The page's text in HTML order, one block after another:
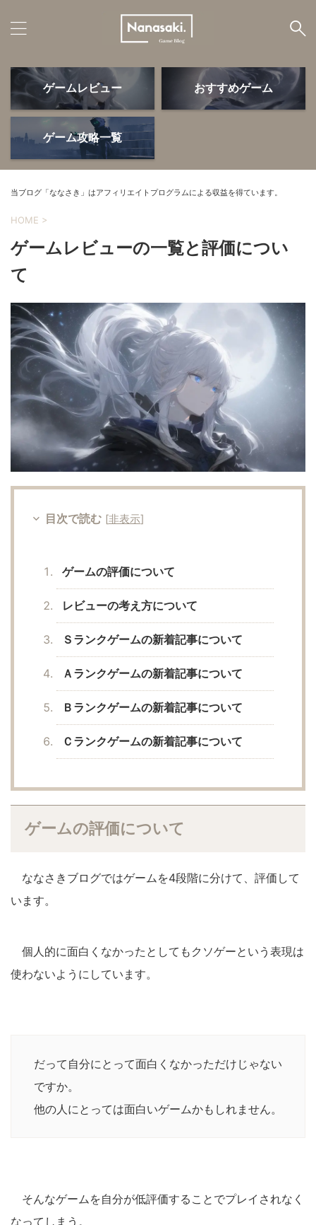
ゲームレビュー
ゲームデバイス PS5・周辺機器
ゲーム攻略 よかったモノ
ブログ運営
ゲームレビュー おすすめゲーム
ゲーム攻略一覧
当ブログ「ななさき」はアフィリエイトプログラムによる収益を得ています。
HOME >
ゲームレビューの一覧と評価につい
て
目次で読む [非表示]
ゲームの評価について
レビューの考え方について
Ｓランクゲームの新着記事について
Ａランクゲームの新着記事について
Ｂランクゲームの新着記事について
Ｃランクゲームの新着記事について
ゲームの評価について
ななさきブログではゲームを4段階に分けて、評価して
います。
個人的に面白くなかったとしてもクソゲーという表現は
使わないようにしています。
だって自分にとって面白くなかっただけじゃない
ですか。
他の人にとっては面白いゲームかもしれません。
そんなゲームを自分が低評価することでプレイされなく
なってしまう。